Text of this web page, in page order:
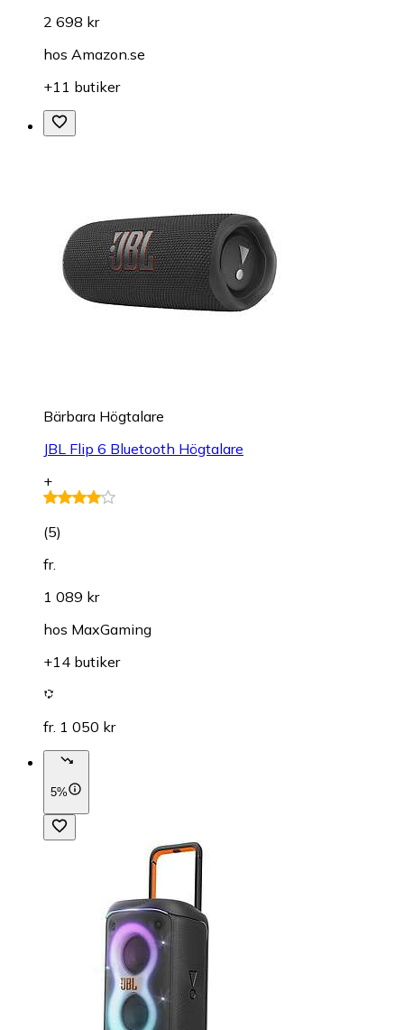
2 698 kr
hos Amazon.se
+11 butiker
Bärbara Högtalare
JBL Flip 6 Bluetooth Högtalare
+
(5)
fr.
1 089 kr
hos MaxGaming
+14 butiker
fr. 1 050 kr
5%